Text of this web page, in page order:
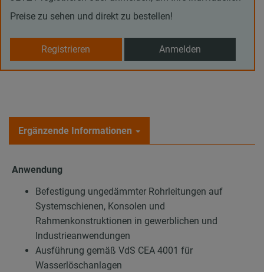
Preise zu sehen und direkt zu bestellen!
Registrieren Anmelden
Ergänzende Informationen
Anwendung
Befestigung ungedämmter Rohrleitungen auf
Systemschienen, Konsolen und
Rahmenkonstruktionen in gewerblichen und
Industrieanwendungen
Ausführung gemäß VdS CEA 4001 für
Wasserlöschanlagen